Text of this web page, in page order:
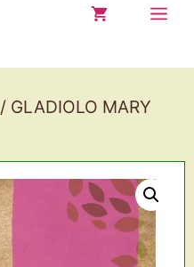
/ GLADIOLO MARY